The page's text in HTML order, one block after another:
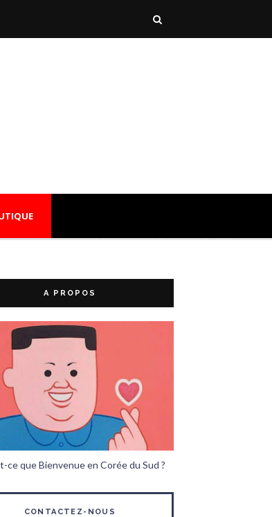
A PROPOS
ce que Bienvenue en Corée du Sud ?
CONTACTEZ-NOUS